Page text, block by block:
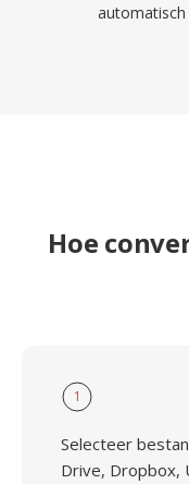
automatisch
Hoe
1
Selecteer
Drive, Dropbox,